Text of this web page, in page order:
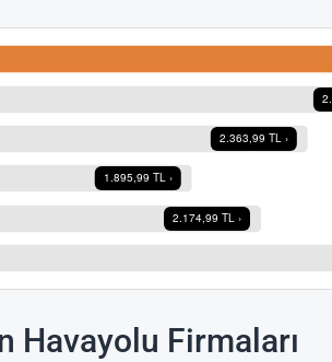
Havayolu Firmaları